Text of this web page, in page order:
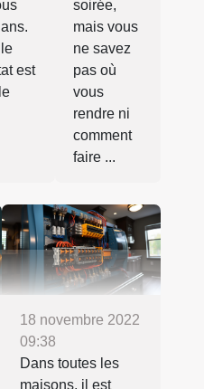
est
soirée,
mais vous
ne savez
pas où
vous
rendre ni
comment
faire ...
18 novembre 2022
09:38
Dans toutes les
maisons, il est